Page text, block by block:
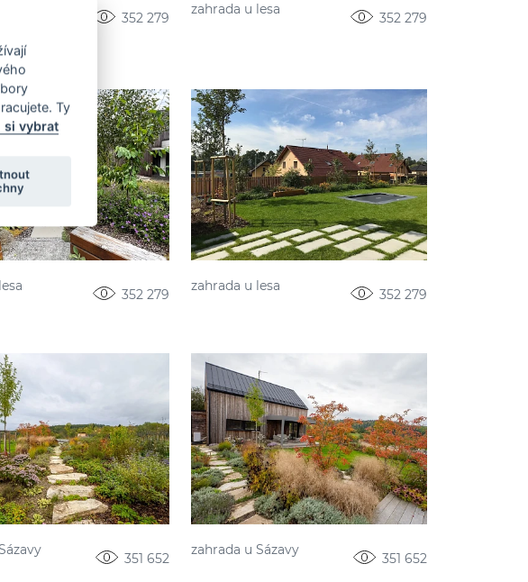
352 279
zahrada u lesa
352 279
352 279
zahrada u lesa
352 279
351 652
zahrada u Sázavy
351 652
Ty
si vybrat